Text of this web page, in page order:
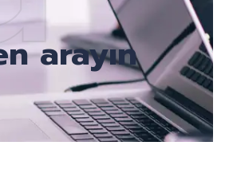
arayın